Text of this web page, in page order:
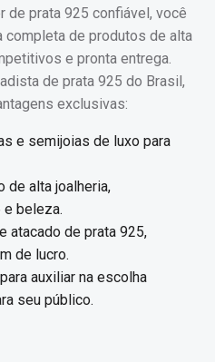
de prata 925 confiável, você
completa de produtos de alta
e pronta entrega.
de prata 925 do Brasil,
exclusivas:
e semijoias de luxo para
de alta joalheria,
e beleza.
atacado de prata 925,
de lucro.
auxiliar na escolha
seu público.